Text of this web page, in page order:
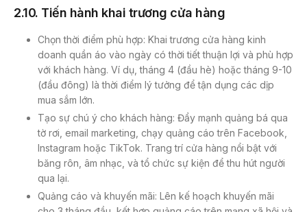
2.10. Tiến hành khai trương cửa hàng
Chọn thời điểm phù hợp: Khai trương cửa hàng kinh
doanh quần áo vào ngày có thời tiết thuận lợi và phù hợp
với khách hàng. Ví dụ, tháng 4 (đầu hè) hoặc tháng 9-10
(đầu đông) là thời điểm lý tưởng để tận dụng các dịp
mua sắm lớn.
Tạo sự chú ý cho khách hàng: Đẩy mạnh quảng bá qua
tờ rơi, email marketing, chạy quảng cáo trên Facebook,
Instagram hoặc TikTok. Trang trí cửa hàng nổi bật với
băng rôn, âm nhạc, và tổ chức sự kiện để thu hút người
qua lại.
Quảng cáo và khuyến mãi: Lên kế hoạch khuyến mãi